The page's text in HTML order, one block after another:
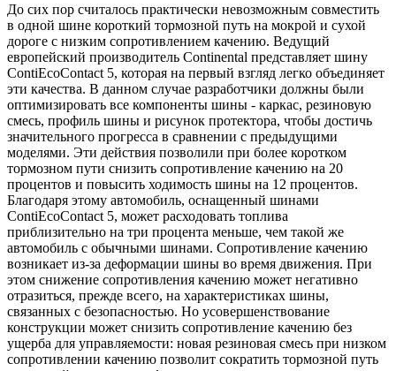
До сих пор считалось практически невозможным совместить
в одной шине короткий тормозной путь на мокрой и сухой
дороге с низким сопротивлением качению. Ведущий
европейский производитель Continental представляет шину
ContiEcoContact 5, которая на первый взгляд легко объединяет
эти качества. В данном случае разработчики должны были
оптимизировать все компоненты шины - каркас, резиновую
смесь, профиль шины и рисунок протектора, чтобы достичь
значительного прогресса в сравнении с предыдущими
моделями. Эти действия позволили при более коротком
тормозном пути снизить сопротивление качению на 20
процентов и повысить ходимость шины на 12 процентов.
Благодаря этому автомобиль, оснащенный шинами
ContiEcoContact 5, может расходовать топлива
приблизительно на три процента меньше, чем такой же
автомобиль с обычными шинами. Сопротивление качению
возникает из-за деформации шины во время движения. При
этом снижение сопротивления качению может негативно
отразиться, прежде всего, на характеристиках шины,
связанных с безопасностью. Но усовершенствование
конструкции может снизить сопротивление качению без
ущерба для управляемости: новая резиновая смесь при низком
сопротивлении качению позволит сократить тормозной путь